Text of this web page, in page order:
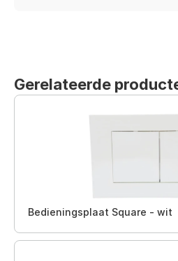
Gerelateerde
Bedieningsplaat Square - wit